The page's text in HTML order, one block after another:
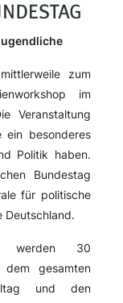
zum
im
Veranstaltung
besonderes
Politik haben.
Bundestag
für politische
Deutschland.
werden 30
dem gesamten
und den